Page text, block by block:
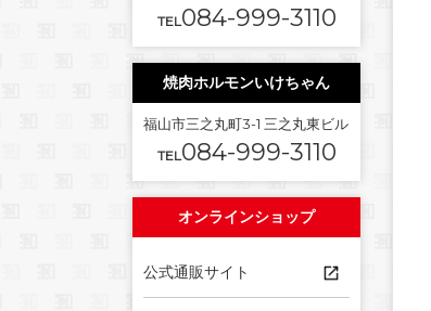
TEL084-999-3110
焼肉ホルモンいけちゃん
福山市三之丸町3-1 三之丸東ビル
TEL084-999-3110
オンラインショップ
公式通販サイト